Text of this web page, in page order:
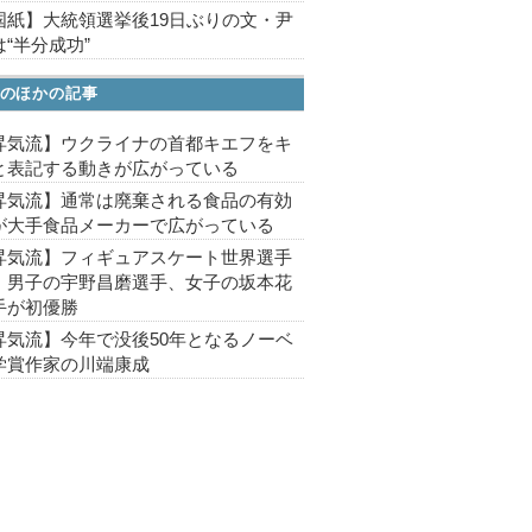
紙】大統領選挙後19日ぶりの文・尹
“半分成功”
ほかの記事
気流】ウクライナの首都キエフをキ
表記する動きが広がっている
気流】通常は廃棄される食品の有効
大手食品メーカーで広がっている
気流】フィギュアスケート世界選手
男子の宇野昌磨選手、女子の坂本花
が初優勝
気流】今年で没後50年となるノーベ
賞作家の川端康成